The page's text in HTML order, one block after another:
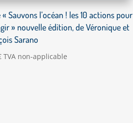
« Sauvons l’océan ! les 10 actions pour
» nouvelle édition, de Véronique et
Sarano
TVA non-applicable